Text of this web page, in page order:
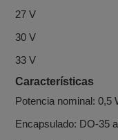
27 V
30 V
33 V
Características
Potencia nominal: 0,5
Encapsulado: DO‑35